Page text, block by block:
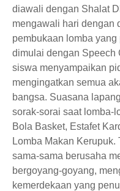
diawali dengan Shalat
mengawali hari dengan
pembukaan lomba
dimulai dengan Speech
siswa menyampaikan
mengingatkan semua
bangsa. Suasana
sorak-sorai saat lomba-
Bola Basket, Estafet
Lomba Makan
sama-sama berusaha
bergoyang-goyang,
kemerdekaan yang